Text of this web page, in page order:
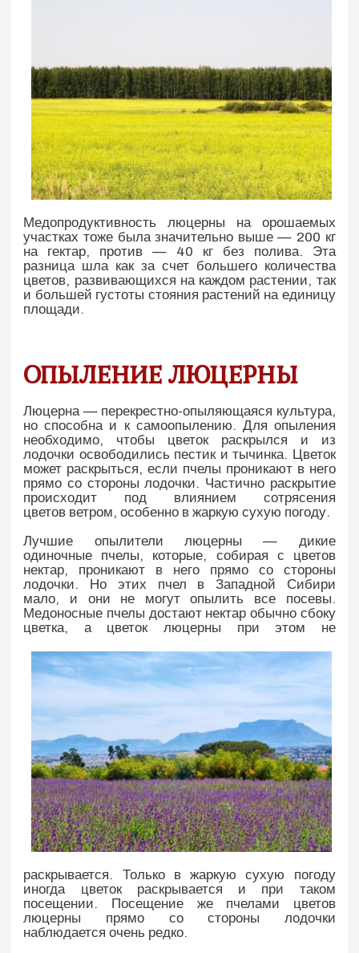
Медопродуктивность люцерны на орошаемых
участках тоже была значительно выше — 200 кг
на гектар, против — 40 кг без полива. Эта
разница шла как за счет большего количества
цветов, развивающихся на каждом растении, так
и большей густоты стояния растений на единицу
площади.
ОПЫЛЕНИЕ ЛЮЦЕРНЫ
Люцерна — перекрестно-опыляющаяся культура,
но способна и к самоопылению. Для опыления
необходимо, чтобы цветок раскрылся и из
лодочки освободились пестик и тычинка. Цветок
может раскрыться, если пчелы проникают в него
прямо со стороны лодочки. Частично раскрытие
происходит под влиянием сотрясения
цветов ветром, особенно в жаркую сухую погоду.
Лучшие опылители люцерны — дикие
одиночные пчелы, которые, собирая с цветов
нектар, проникают в него прямо со стороны
лодочки. Но этих пчел в Западной Сибири
мало, и они не могут опылить все посевы.
Медоносные пчелы достают нектар обычно сбоку
цветка, а цветок люцерны при этом не
раскрывается. Только в жаркую сухую погоду
иногда цветок раскрывается и при таком
посещении. Посещение же пчелами цветов
люцерны прямо со стороны лодочки
наблюдается очень редко.